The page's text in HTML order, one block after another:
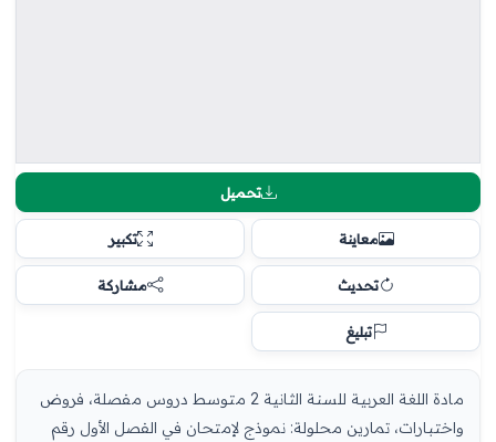
تحميل
معاينة تكبير
تحديث مشاركة
تبليغ
مادة اللغة العربية للسنة الثانية 2 متوسط دروس مفصلة، فروض
واختبارات، تمارين محلولة: نموذج لإمتحان في الفصل الأول رقم